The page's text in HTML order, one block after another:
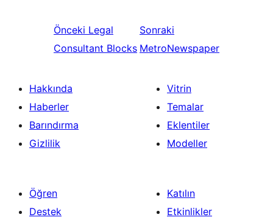
Önceki Legal
Consultant Blocks
Sonraki
MetroNewspaper
Hakkında
Haberler
Barındırma
Gizlilik
Vitrin
Temalar
Eklentiler
Modeller
Öğren
Destek
Katılın
Etkinlikler